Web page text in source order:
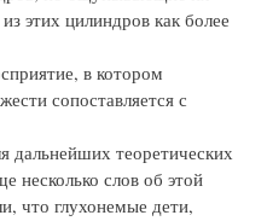
этих цилиндров как более
в котором
сопоставляется с
дальнейших теоретических
несколько слов об этой
что глухонемые дети,